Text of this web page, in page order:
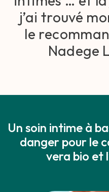
j’ai trouvé
le
Nadege
Un soin intime à
danger pour le
vera bio et